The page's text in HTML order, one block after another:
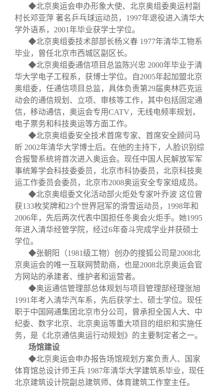
◆北京奥运会申办形象大使、北京奥组委奥运村副
村长邓亚萍 著名乒乓球运动员， 1997年退役进入清华大
学外语系， 2001年毕业获学士学位。
◆北京奥组委技术部部长杨义春 1977年清华工物系
毕业，曾任北京市西城区副区长。
◆北京奥组委通信项目总监陈兴忠 2000年毕业于清
华大学电子工程系，获博士学位。自2005年起加盟北京
奥组委，任通信项目总监，具体负责第29届奥林匹克运
动会的通信规划、立项、审核等工作，其中包括固定通
信，移动通信，奥运会专用CATV，无线电频率规划，
电子票务和科技奥运等方面工作。
◆北京奥组委安全技术首席专家、首席安全顾问马
昕 2002年清华大学博士后。在他的主持下，人脸识别综
合报警系统将首次进入奥运会。现任中国人民解放军军
事统筹学会科技委委员，北京市科协委员，北京科技奥
运工作委员会委员，北京市2008奥运安全专家组成员。
◆北京奥组委文化活动部火炬处专家叶乔波 这位曾
获133枚奖牌和23个世界冠军的滑雪运动员， 1998年和
2006年，先后两次代表中国担任冬奥会火炬手。她1995
年进入清华经管学院，经过6年奋斗完成学业并获硕士
学位。
◆张朝阳（1981级工物）创办的搜狐公司是2008北
京奥运会的唯一互联网赞助商，也是2008北京奥运会官
方网站的承建者、维护者和运营者。
◆奥运通信管理部总体规划与项目管理部经理张旭
1991年考入清华汽车系，先后获学士、硕士学位。现任
职于中国网通集团北京市分公司，曾承担全国人大、中
纪委、数字北京、北京奥运等重大项目的组织和实施任
务，是《北京通信奥运行动规划》的主要制定者之一。
场馆建设
◆北京奥运会申办报告场馆规划方案负责人、国家
体育馆总设计师王兵 1987年清华大学建筑系毕业，现任
北京建筑设计院副总建筑师、体育建筑工作室主任。